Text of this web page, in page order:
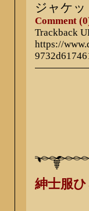
ジャケッ
Comment
Trackback
https://
紳士服